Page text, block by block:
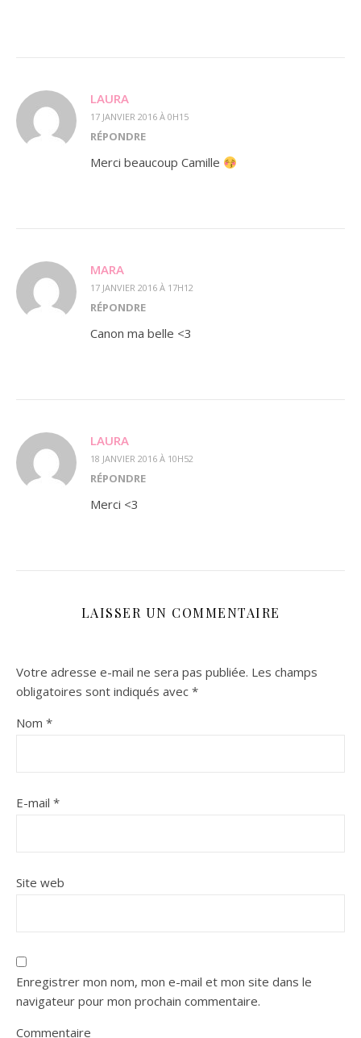
LAURA
17 JANVIER 2016 À 0H15
RÉPONDRE
Merci beaucoup Camille
MARA
17 JANVIER 2016 À 17H12
RÉPONDRE
Canon ma belle <3
LAURA
18 JANVIER 2016 À 10H52
RÉPONDRE
Merci <3
LAISSER UN COMMENTAIRE
Votre adresse e-mail ne sera pas publiée. Les champs
obligatoires sont indiqués avec *
Nom *
E-mail *
Site web
Enregistrer mon nom, mon e-mail et mon site dans le
navigateur pour mon prochain commentaire.
Commentaire